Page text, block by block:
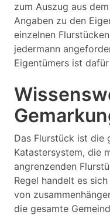
zum Auszug aus
Angaben zu den
einzelnen
jedermann
Eigentümers ist
Das Flurstück ist die
Katastersystem, die
angrenzenden
Regel handelt es
von
die gesamte